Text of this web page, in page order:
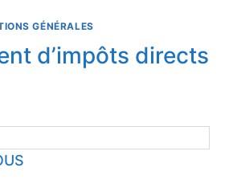
GÉNÉRALES
d’impôts directs